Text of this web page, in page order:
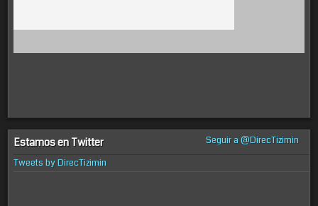
Estamos en Twitter
Seguir a @DirecTizimin
Tweets by DirecTizimin